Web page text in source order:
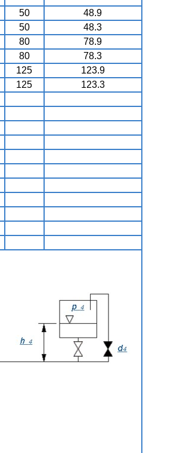
50
48.9
50
48.3
80
78.9
80
78.3
125
123.9
125
123.3